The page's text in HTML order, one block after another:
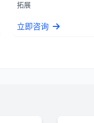
拓展
立即咨询